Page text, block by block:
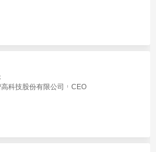
科技股份有限公司
CEO